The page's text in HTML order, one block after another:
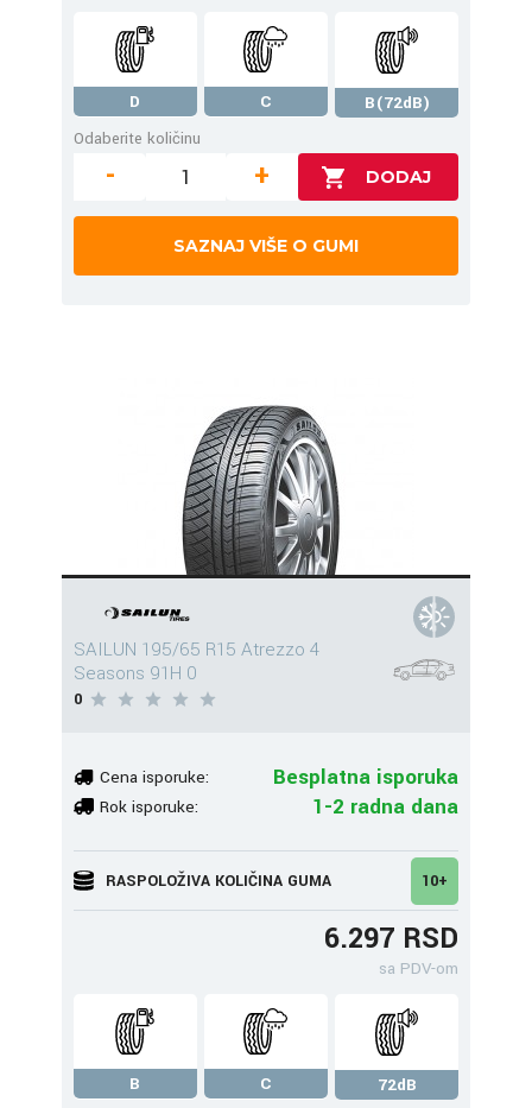
D C
B(72dB)
Odaberite količinu
- +
SAZNAJ VIŠE O GUMI
SAILUN 195/65 R15 Atrezzo 4
Seasons 91H 0
0
Cena isporuke: Besplatna isporuka
Rok isporuke: 1-2 radna dana
RASPOLOŽIVA KOLIČINA GUMA 10+
6.297 RSD
sa PDV-om
B C
72dB